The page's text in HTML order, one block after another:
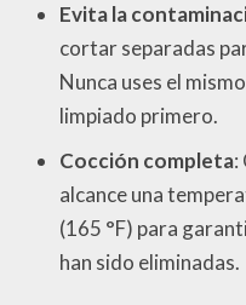
Evita la
cortar separadas
Nunca uses el
limpiado primero.
Cocción completa:
alcance una
(165 °F) para
han sido eliminadas.